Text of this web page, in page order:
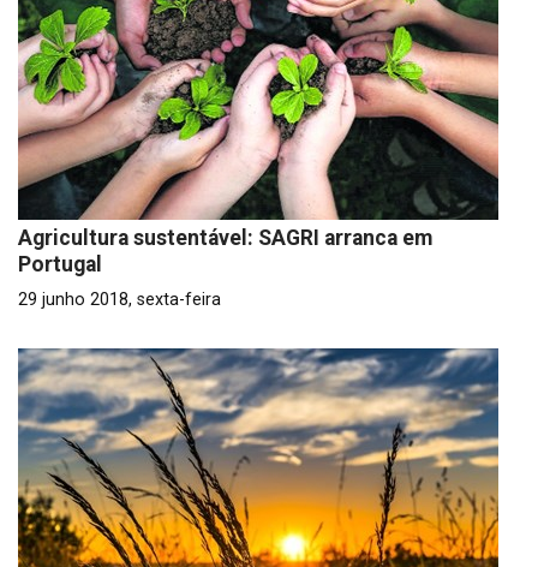
Agricultura sustentável: SAGRI arranca em
Portugal
29 junho 2018, sexta-feira